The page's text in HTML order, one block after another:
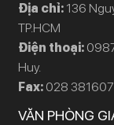
Địa chỉ: 136
TP.HCM
Điện thoại:
Huy.
Fax: 028
VĂN PHÒNG